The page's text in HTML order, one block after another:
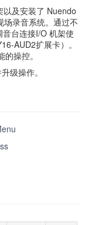
及安装了 Nuendo
场录音系统。通过不
台连接I/O 机架使
AUD2扩展卡）。
操控。
级操作。